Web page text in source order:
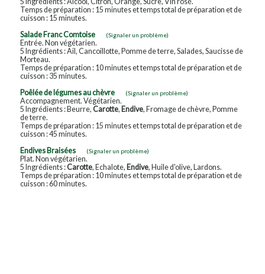
Temps de préparation : 15 minutes et temps total de préparation et de
cuisson : 15 minutes.
Salade Franc Comtoise
(Signaler un problème)
Entrée. Non végétarien.
5 Ingrédients : Ail, Cancoillotte, Pomme de terre, Salades, Saucisse de
Morteau.
Temps de préparation : 10 minutes et temps total de préparation et de
cuisson : 35 minutes.
Poêlée de légumes au chèvre
(Signaler un problème)
Accompagnement. Végétarien.
5 Ingrédients : Beurre, Carotte, Endive, Fromage de chèvre, Pomme
de terre.
Temps de préparation : 15 minutes et temps total de préparation et de
cuisson : 45 minutes.
Endives Braisées
(Signaler un problème)
Plat. Non végétarien.
5 Ingrédients :Carotte, Echalote, Endive, Huile d'olive, Lardons.
Temps de préparation : 10 minutes et temps total de préparation et de
cuisson : 60 minutes.